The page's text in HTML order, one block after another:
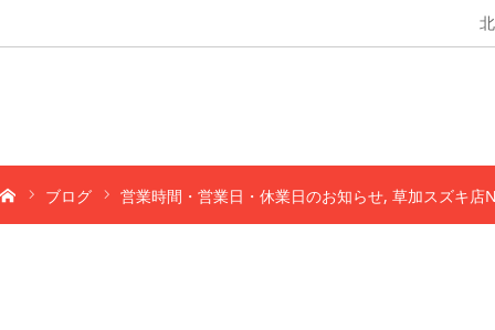
ブログ 営業時間・営業日・休業日のお知らせ 草加スズキ店